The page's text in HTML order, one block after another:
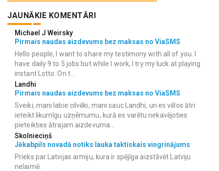
JAUNĀKIE KOMENTĀRI
Michael J Weirsky
Pirmais naudas aizdevums bez maksas no ViaSMS
Hello people, I want to share my testimony with all of you. I
have daily 9 to 5 jobs but while I work, I try my luck at playing
instant Lotto. On t...
Landhi
Pirmais naudas aizdevums bez maksas no ViaSMS
Sveiki, mani labie cilvēki, mani sauc Landhi, un es vēlos ātri
ieteikt likumīgu uzņēmumu, kurā es varētu nekavējoties
pieteikties ātrajam aizdevuma...
Skolnieciņš
Jēkabpils novadā notiks lauka taktiskais vingrinājums
Prieks par Latvijas armiju, kura ir spējīga aizstāvēt Latviju
nelaimē.